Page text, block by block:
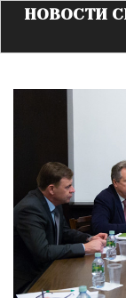
НОВОСТИ